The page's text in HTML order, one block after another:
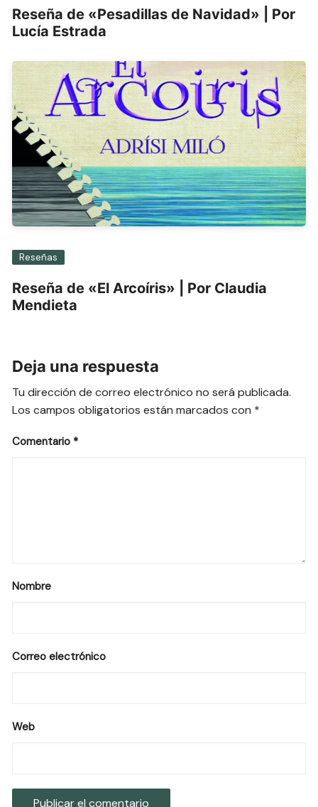
Reseña de «Pesadillas de Navidad» | Por
Lucía Estrada
Reseñas
Reseña de «El Arcoíris» | Por Claudia
Mendieta
Deja una respuesta
Tu dirección de correo electrónico no será publicada.
Los campos obligatorios están marcados con *
Comentario *
Nombre
Correo electrónico
Web